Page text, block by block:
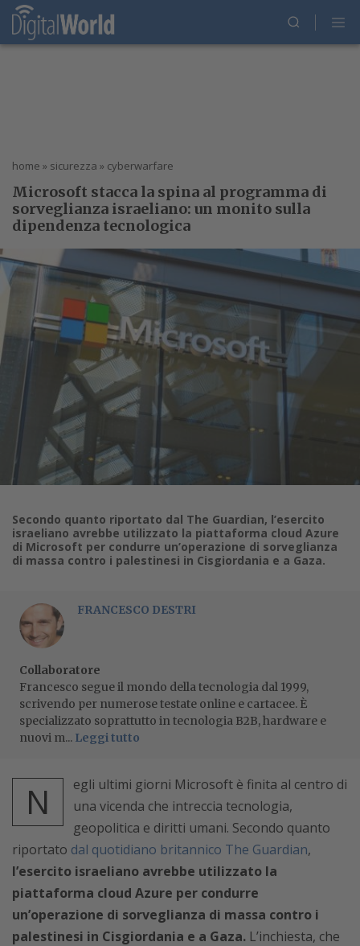
home » sicurezza » cyberwarfare
Microsoft stacca la spina al programma di
sorveglianza israeliano: un monito sulla
dipendenza tecnologica
Secondo quanto riportato dal The Guardian, l’esercito
israeliano avrebbe utilizzato la piattaforma cloud Azure
di Microsoft per condurre un’operazione di sorveglianza
di massa contro i palestinesi in Cisgiordania e a Gaza.
FRANCESCO DESTRI
Collaboratore
Francesco segue il mondo della tecnologia dal 1999,
scrivendo per numerose testate online e cartacee. È
specializzato soprattutto in tecnologia B2B, hardware e
nuovi m... Leggi tutto
N
egli ultimi giorni Microsoft è finita al centro di
una vicenda che intreccia tecnologia,
geopolitica e diritti umani. Secondo quanto
riportato dal quotidiano britannico The Guardian,
l’esercito israeliano avrebbe utilizzato la
piattaforma cloud Azure per condurre
un’operazione di sorveglianza di massa contro i
palestinesi in Cisgiordania e a Gaza. L’inchiesta, che